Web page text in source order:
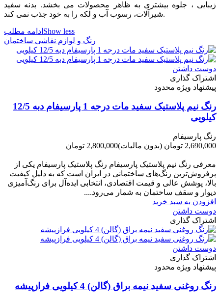
زیبایی ، جلوه بیشتری به ظاهر محصولات می بخشد. بدنه سفید
شیرآلات، رسوب آب و لکه را به خود جذب نمی کند.
ادامه مطلب Show less
رنگ و لوازم نقاشی ساختمان
دوست داشتن
اشتراک گذاری
پیشنهاد ویژه محدود
رنگ نیم پلاستیک سفید مات درجه 1 پارسیفام دبه 12/5
کیلویی
رنگ پارسیفام
2,690,000 تومان
(بدون مالیات)2,800,000 تومان
معرفی رنگ نیم پلاستیک پارسیفام رنگ پلاستیک پارسیفام یکی از
پرفروش‌ترین رنگ‌های ساختمانی در ایران است که به دلیل کیفیت
بالا، پوشش عالی و قیمت اقتصادی، انتخابی ایده‌آل برای رنگ‌آمیزی
دیوار و سقف ساختمان به شمار می‌رود....
افزودن به سبد خرید
دوست داشتن
اشتراک گذاری
دوست داشتن
اشتراک گذاری
پیشنهاد ویژه محدود
رنگ روغنی سفید نیمه براق (گالن) 4 کیلویی فرازپیشه